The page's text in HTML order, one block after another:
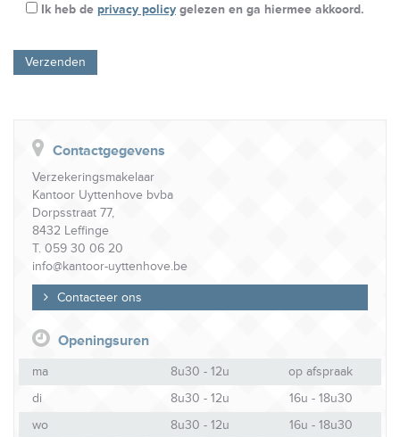
Ik heb de privacy policy gelezen en ga hiermee akkoord.
Contactgegevens
Verzekeringsmakelaar
Kantoor Uyttenhove bvba
Dorpsstraat 77,
8432 Leffinge
T. 059 30 06 20
info@kantoor-uyttenhove.be
Contacteer ons
Openingsuren
ma 8u30 - 12u
op afspraak
di
8u30 - 12u
16u - 18u30
wo
8u30 - 12u
16u - 18u30